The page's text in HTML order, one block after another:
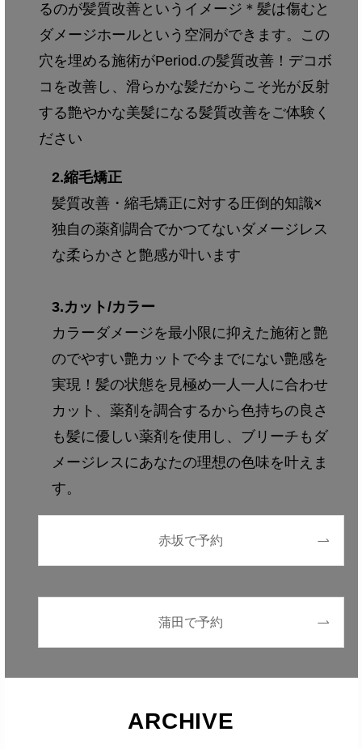
るのが髪質改善というイメージ＊髪は傷むと
ダメージホールという空洞ができます。この
穴を埋める施術がPeriod.の髪質改善！デコボ
コを改善し、滑らかな髪だからこそ光が反射
する艶やかな美髪になる髪質改善をご体験く
ださい
2.縮毛矯正
髪質改善・縮毛矯正に対する圧倒的知識×
独自の薬剤調合でかつてないダメージレス
な柔らかさと艶感が叶います
3.カット/カラー
カラーダメージを最小限に抑えた施術と艶
のでやすい艶カットで今までにない艶感を
実現！髪の状態を見極め一人一人に合わせ
カット、薬剤を調合するから色持ちの良さ
も髪に優しい薬剤を使用し、ブリーチもダ
メージレスにあなたの理想の色味を叶えま
す。
赤坂で予約
蒲田で予約
ARCHIVE